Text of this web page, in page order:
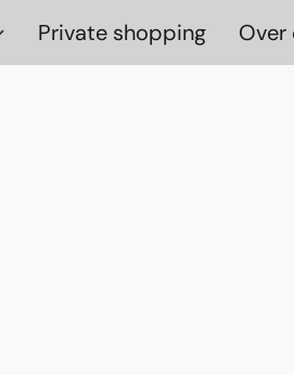
Private shopping Over